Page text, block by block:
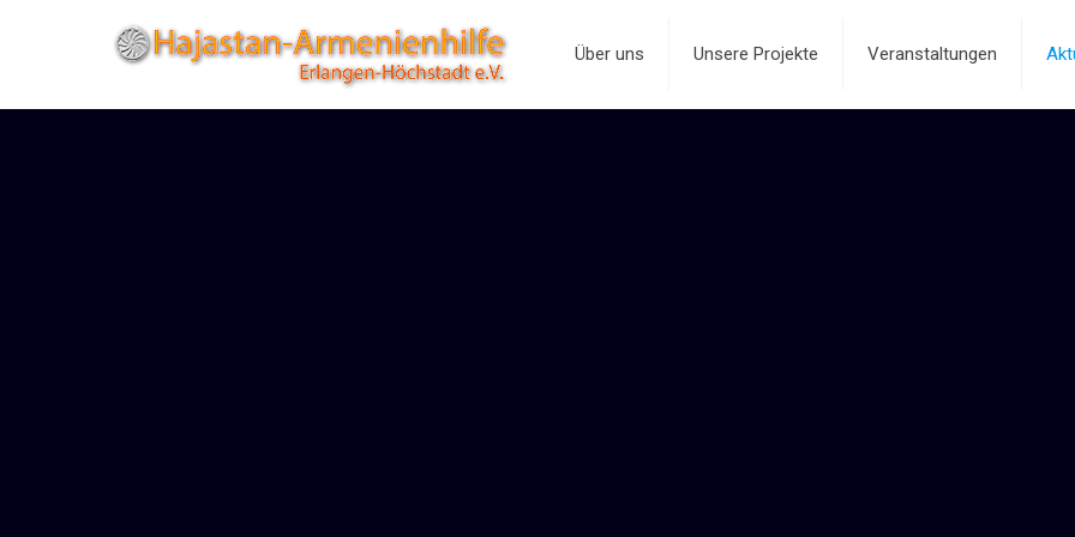
Über uns Unsere Projekte Veranstaltungen